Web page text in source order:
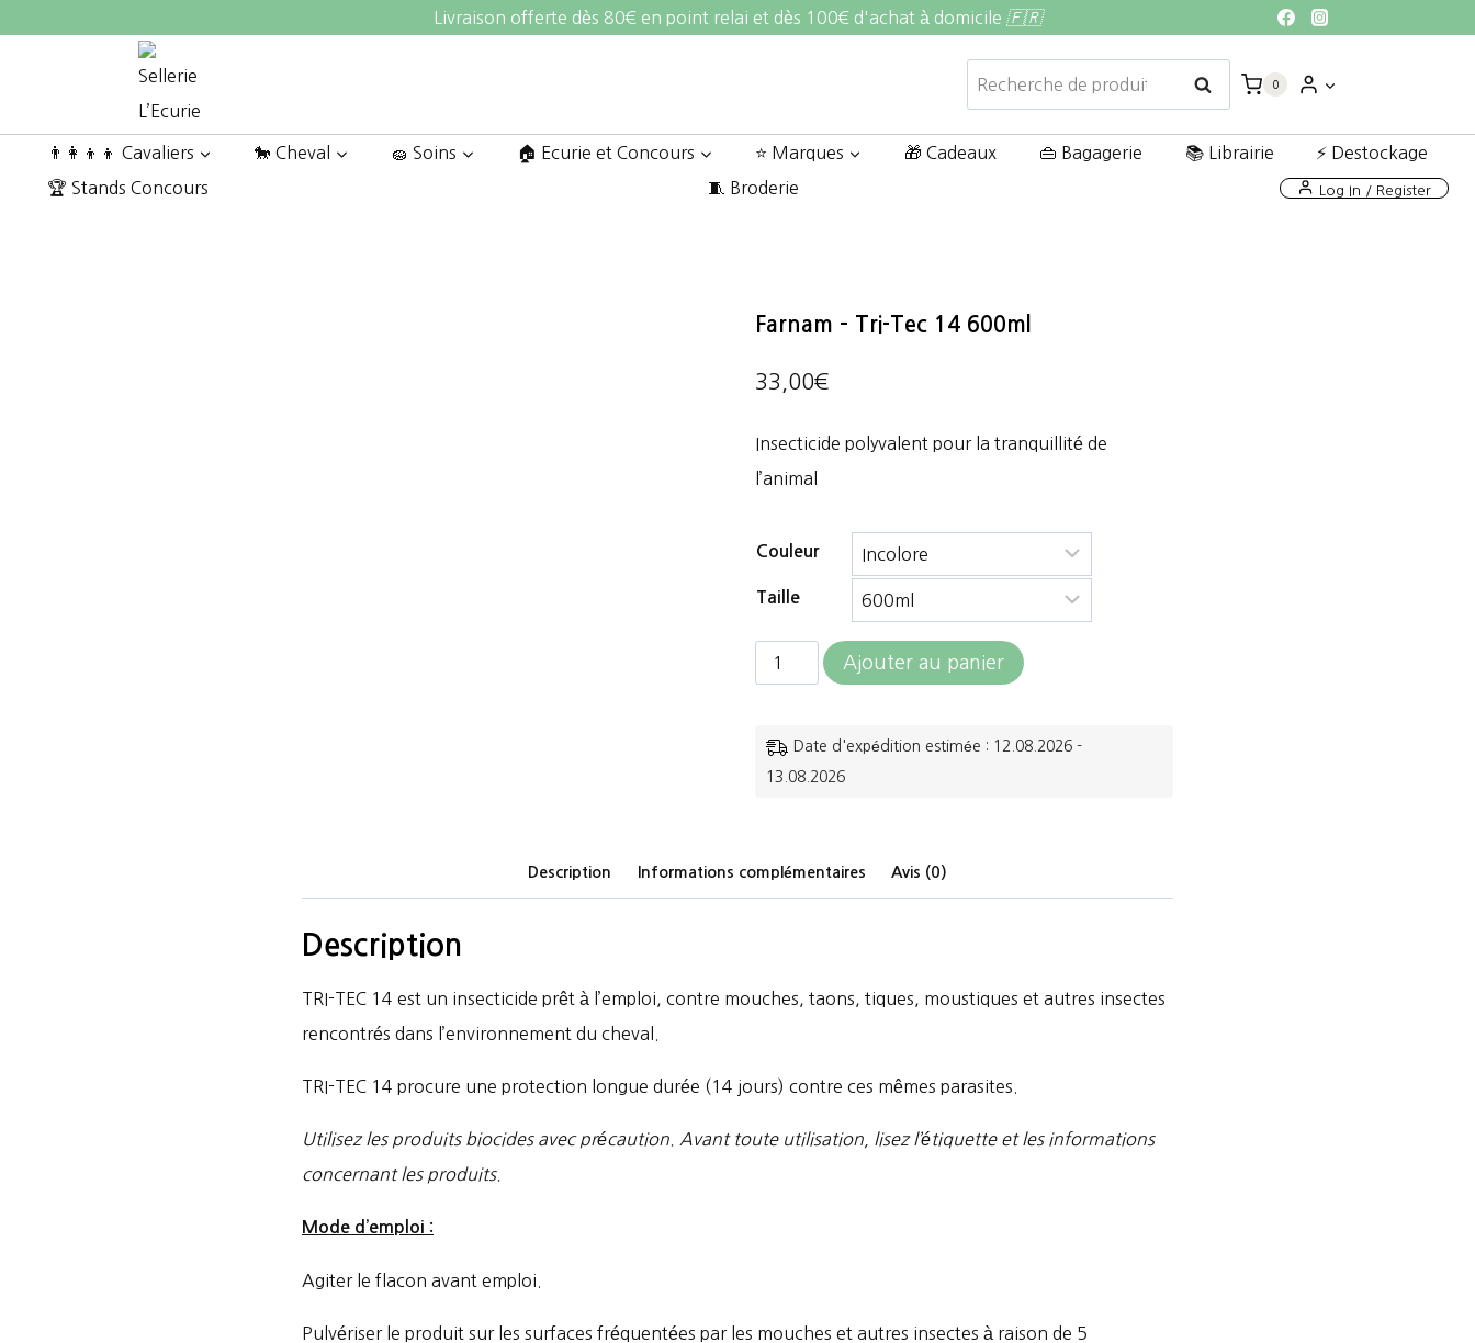
Livraison offerte dès 80€ en point relai et dès 100€ d'achat à domicile 🇫🇷
Recherche
pour :
Recherche
0
👨‍👩‍👦‍👦 Cavaliers 🐎 Cheval 🧽 Soins 🏠 Ecurie et Concours ⭐ Marques 🎁 Cadeaux 👜 Bagagerie 📚 Librairie ⚡ Destockage
🏆 Stands Concours 🧵 Broderie Log In / Register
Farnam – Tri-Tec 14 600ml
33,00€
Insecticide polyvalent pour la tranquillité de
l’animal
Couleur
Taille
quantité
14
600ml
Ajouter au panier
Date d'expédition estimée : 12.08.2026 -
13.08.2026
Description Informations complémentaires Avis (0)
Description
TRI-TEC 14 est un insecticide prêt à l’emploi, contre mouches, taons, tiques, moustiques et autres insectes
rencontrés dans l’environnement du cheval.
TRI-TEC 14 procure une protection longue durée (14 jours) contre ces mêmes parasites.
Utilisez les produits biocides avec précaution. Avant toute utilisation, lisez l’étiquette et les informations
concernant les produits.
Mode d’emploi :
Agiter le flacon avant emploi.
Pulvériser le produit sur les surfaces fréquentées par les mouches et autres insectes à raison de 5